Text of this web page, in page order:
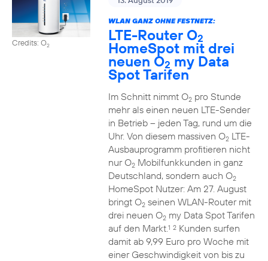
Credits: O2
WLAN GANZ OHNE FESTNETZ:
LTE-Router O2
HomeSpot mit drei
neuen O2 my Data
Spot Tarifen
Im Schnitt nimmt O2pro Stunde
mehr als einen neuen LTE-Sender
in Betrieb – jeden Tag, rund um die
Uhr. Von diesem massiven O2LTE-
Ausbauprogramm profitieren nicht
nur O2Mobilfunkkunden in ganz
Deutschland, sondern auch O2
HomeSpot Nutzer: Am 27. August
bringt O2seinen WLAN-Router mit
drei neuen O2my Data Spot Tarifen
auf den Markt.1 2Kunden surfen
damit ab 9,99 Euro pro Woche mit
einer Geschwindigkeit von bis zu